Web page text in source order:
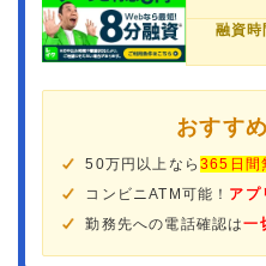
融資時
おすす
50万円以上なら365日間
コンビニATM可能！ アプ
勤務先への電話確認は一